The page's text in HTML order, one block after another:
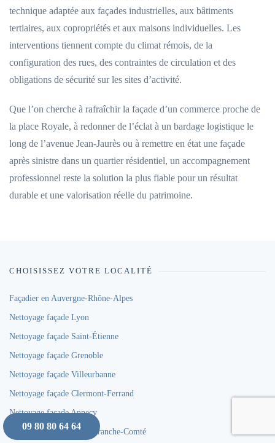
technique adaptée aux façades industrielles, aux bâtiments
tertiaires, aux copropriétés et aux maisons individuelles. Les
interventions tiennent compte du climat rémois, de la
configuration des rues, des contraintes de circulation et des
obligations de sécurité sur les sites d’activité.
Que l’on cherche à rafraîchir la façade d’un commerce proche de
la place Royale, à redonner de l’éclat à un bardage logistique le
long de l’avenue Jean-Jaurès ou à remettre en état une façade
après sinistre dans un quartier résidentiel, un accompagnement
professionnel reste la solution la plus fiable pour un résultat
durable et une valorisation réelle du patrimoine.
CHOISISSEZ VOTRE LOCALITÉ
Façadier en Auvergne-Rhône-Alpes
Nettoyage façade Lyon
Nettoyage façade Saint-Étienne
Nettoyage façade Grenoble
Nettoyage façade Villeurbanne
Nettoyage façade Clermont-Ferrand
Nettoyage façade Annecy
Façadier en Bourgogne-Franche-Comté
09 80 80 64 64